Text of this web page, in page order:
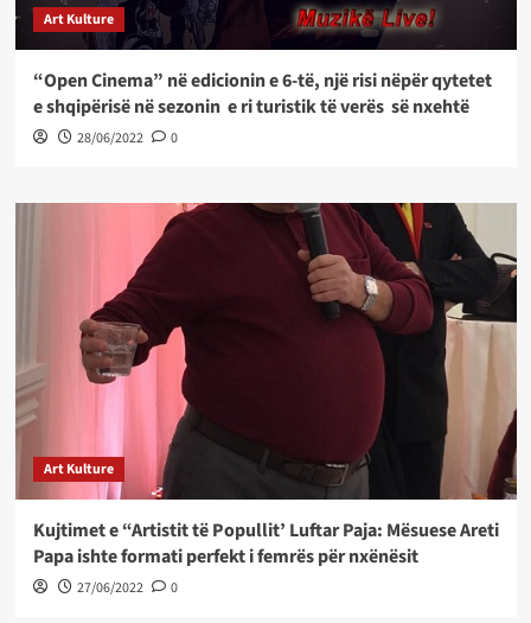
Art Kulture
“Open Cinema” në edicionin e 6-të, një risi nëpër qytetet
e shqipërisë në sezonin e ri turistik të verës së nxehtë
28/06/2022 0
Art Kulture
Kujtimet e “Artistit të Popullit’ Luftar Paja: Mësuese Areti
Papa ishte formati perfekt i femrës për nxënësit
27/06/2022 0